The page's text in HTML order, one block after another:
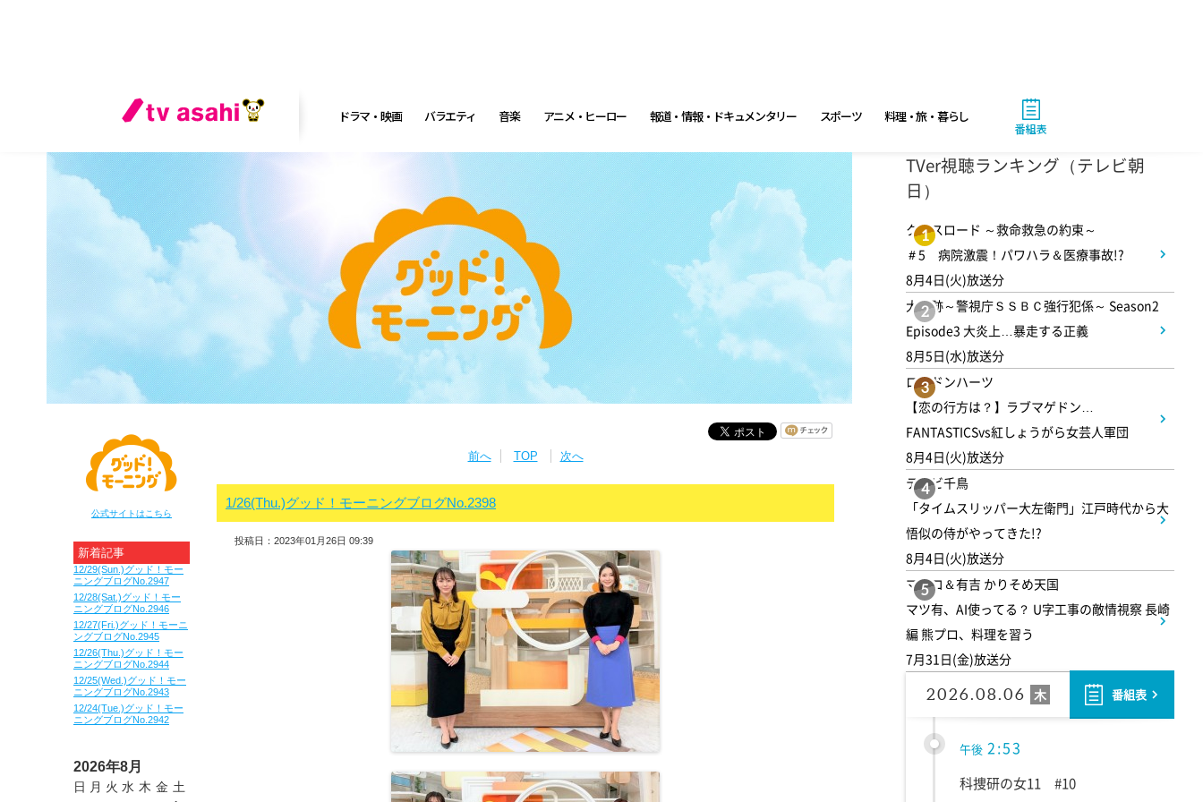
ドラマ・映画 バラエティ 音楽 アニメ・ヒーロー 報道・情報・ドキュメンタリー スポーツ 料理・旅・暮らし
番組表
公式サイトはこちら
新着記事
12/29(Sun.)グッド！モー
ニングブログNo.2947
12/28(Sat.)グッド！モー
ニングブログNo.2946
12/27(Fri.)グッド！モーニ
ングブログNo.2945
12/26(Thu.)グッド！モー
ニングブログNo.2944
12/25(Wed.)グッド！モー
ニングブログNo.2943
12/24(Tue.)グッド！モー
ニングブログNo.2942
2026年8月
日 月 火 水 木 金 土
前へ TOP 次へ
1/26(Thu.)グッド！モーニングブログNo.2398
投稿日：2023年01月26日 09:39
TVer視聴ランキング（テレビ朝
日）
1
クロスロード ～救命救急の約束～
＃5 病院激震！パワハラ＆医療事故!?
8月4日(火)放送分
2
大追跡～警視庁ＳＳＢＣ強行犯係～ Season2
Episode3 大炎上…暴走する正義
8月5日(水)放送分
3
ロンドンハーツ
【恋の行方は？】ラブマゲドン…
FANTASTICSvs紅しょうがら女芸人軍団
8月4日(火)放送分
4
テレビ千鳥
「タイムスリッパー大左衛門」江戸時代から大
悟似の侍がやってきた!?
8月4日(火)放送分
5
マツコ＆有吉 かりそめ天国
マツ有、AI使ってる？ U字工事の敵情視察 長崎
編 熊プロ、料理を習う
7月31日(金)放送分
2026.08.06 木 番組表
午前 10:10
大下容子ワイド!スクランブル
午後 1:00
徹子の部屋 高橋文哉
午後 1:30
DAIGOも台所 ～きょうの献
立 何にする?～ 今日はハム
の日!ごちそうに変身
午後 1:45
ANNニュース
午後 1:55
大空港～GATE24～ #2
午後 2:53
科捜研の女11 #10